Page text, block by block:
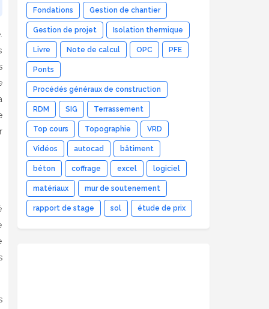
Fondations Gestion de chantier
Gestion de projet Isolation thermique
Livre Note de calcul OPC PFE
Ponts
Procédés généraux de construction
RDM SIG Terrassement
Top cours Topographie VRD
Vidéos autocad bâtiment
béton coffrage excel logiciel
matériaux mur de soutenement
rapport de stage sol étude de prix